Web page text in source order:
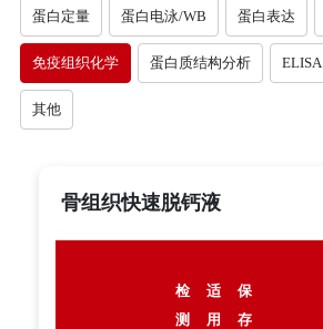
蛋白定量 蛋白电泳/WB 蛋白表达
免疫组织化学 蛋白质结构分析 ELISA
其他
骨组织快速脱钙液
检
测
适
用
保
存